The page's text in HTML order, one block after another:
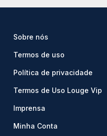
Sobre nós
Termos de uso
Política de privacidade
Termos de Uso Louge Vip
Imprensa
Minha Conta